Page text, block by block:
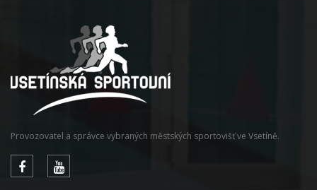
Provozovatel a správce vybraných městských sportovišť ve Vsetíně.